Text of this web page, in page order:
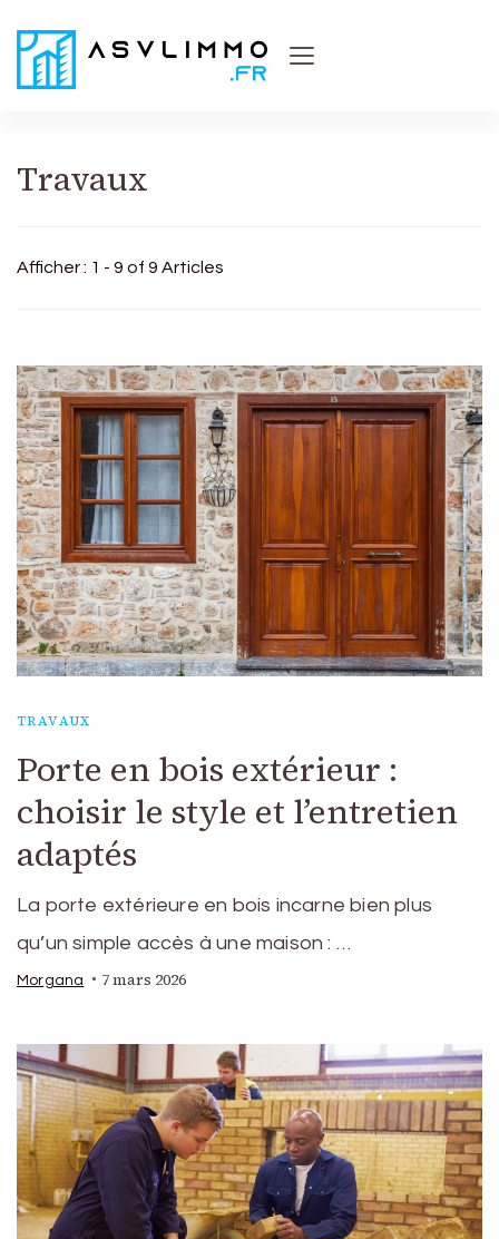
Travaux
Afficher : 1 - 9 of 9 Articles
TRAVAUX
Porte en bois extérieur :
choisir le style et l’entretien
adaptés
La porte extérieure en bois incarne bien plus
qu’un simple accès à une maison : …
Morgana 7 mars 2026